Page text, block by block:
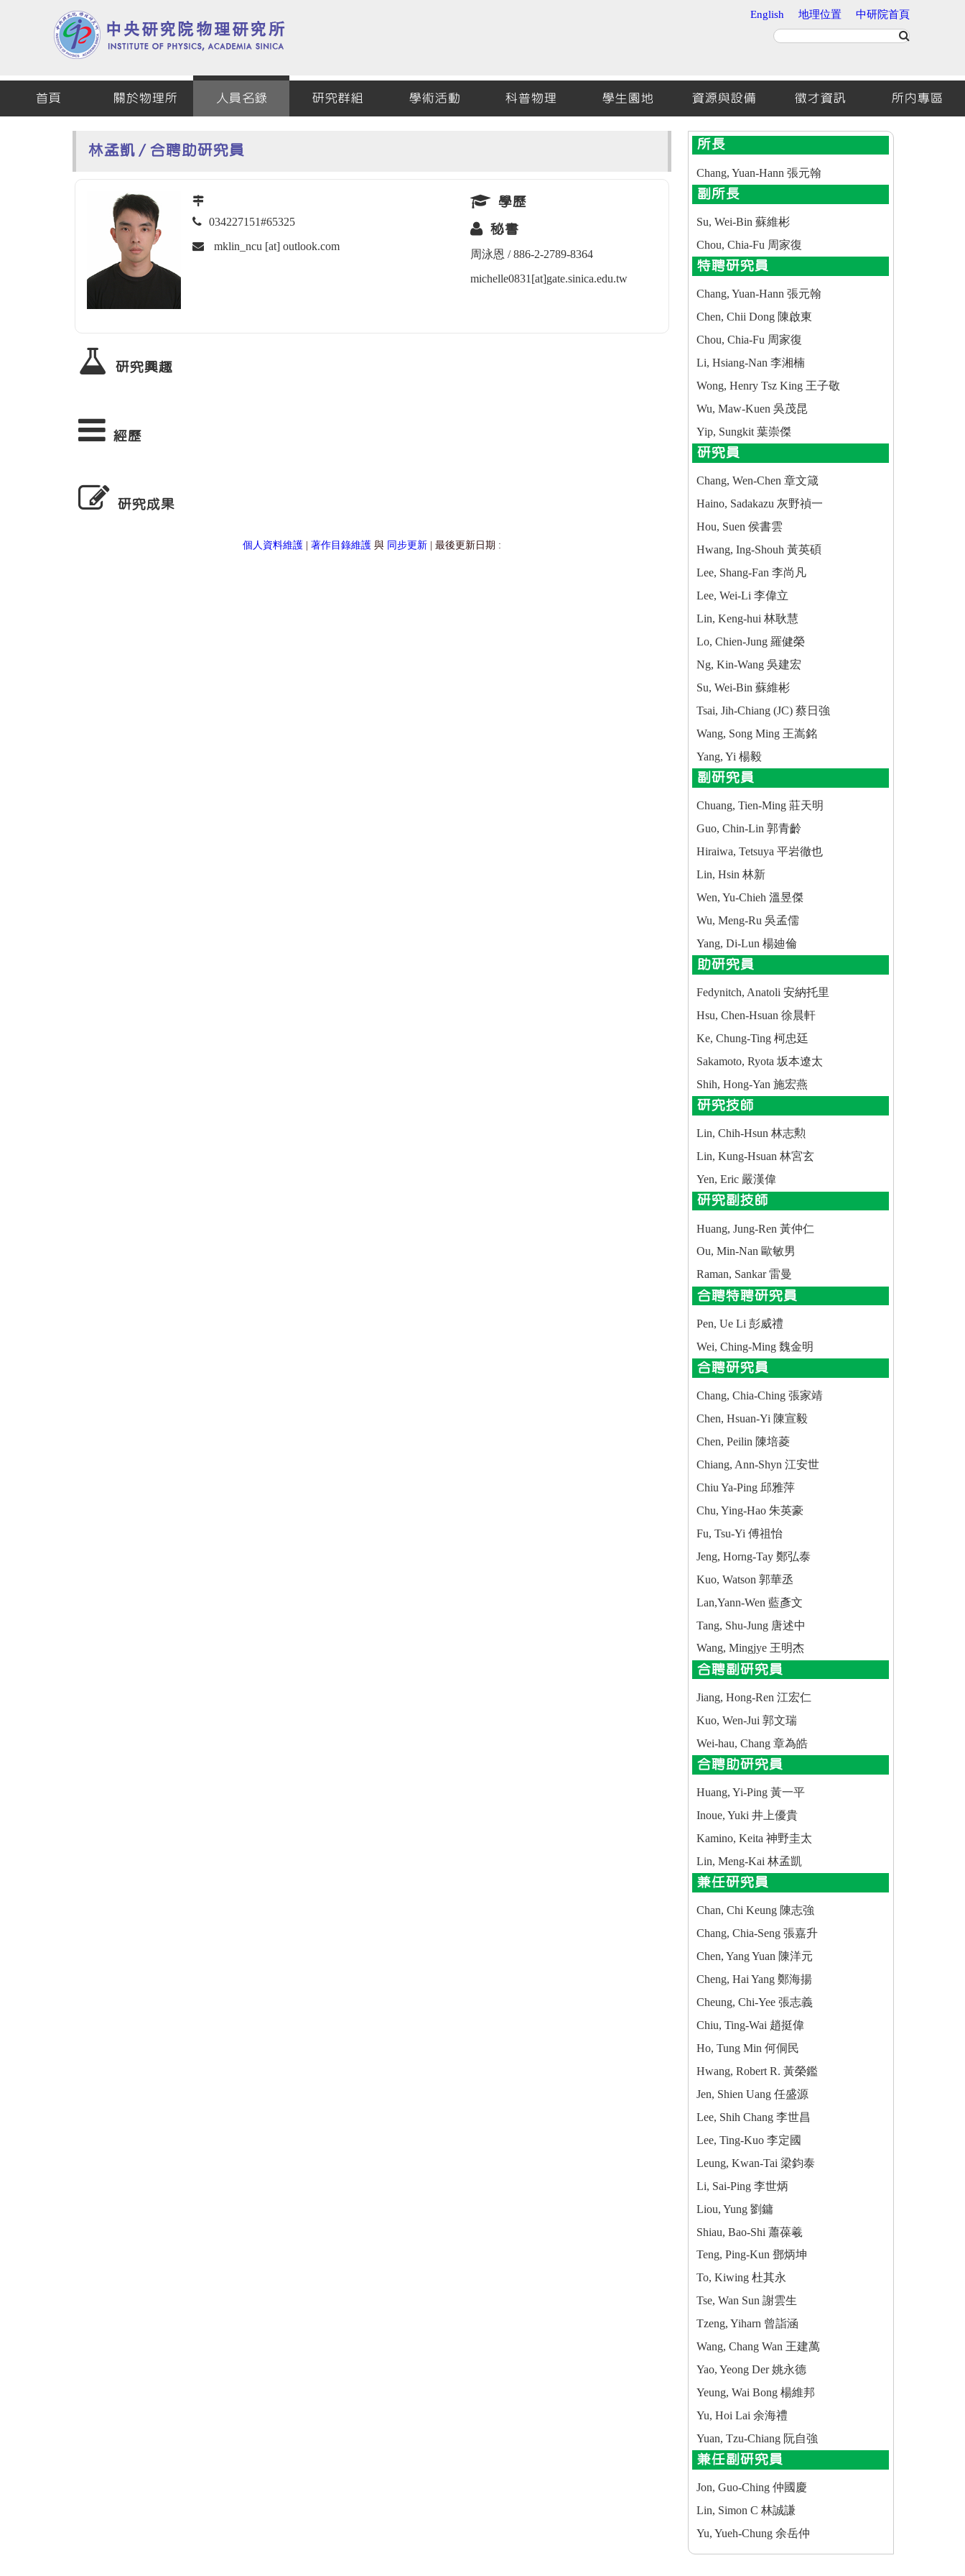
English 地理位置 中研院首頁
首頁 關於物理所 人員名錄 研究群組 學術活動 科普物理 學生園地 資源與設備 徵才資訊 所內專區
林孟凱 / 合聘助研究員
034227151#65325
mklin_ncu [at] outlook.com
學歷
秘書
周泳恩 / 886-2-2789-8364
michelle0831[at]gate.sinica.edu.tw
研究興趣
經歷
研究成果
個人資料維護| 著作目錄維護與 同步更新| 最後更新日期 :
所長
Chang, Yuan-Hann 張元翰
副所長
Su, Wei-Bin 蘇維彬
Chou, Chia-Fu 周家復
特聘研究員
Chang, Yuan-Hann 張元翰
Chen, Chii Dong 陳啟東
Chou, Chia-Fu 周家復
Li, Hsiang-Nan 李湘楠
Wong, Henry Tsz King 王子敬
Wu, Maw-Kuen 吳茂昆
Yip, Sungkit 葉崇傑
研究員
Chang, Wen-Chen 章文箴
Haino, Sadakazu 灰野禎一
Hou, Suen 侯書雲
Hwang, Ing-Shouh 黃英碩
Lee, Shang-Fan 李尚凡
Lee, Wei-Li 李偉立
Lin, Keng-hui 林耿慧
Lo, Chien-Jung 羅健榮
Ng, Kin-Wang 吳建宏
Su, Wei-Bin 蘇維彬
Tsai, Jih-Chiang (JC) 蔡日強
Wang, Song Ming 王嵩銘
Yang, Yi 楊毅
副研究員
Chuang, Tien-Ming 莊天明
Guo, Chin-Lin 郭青齡
Hiraiwa, Tetsuya 平岩徹也
Lin, Hsin 林新
Wen, Yu-Chieh 溫昱傑
Wu, Meng-Ru 吳孟儒
Yang, Di-Lun 楊廸倫
助研究員
Fedynitch, Anatoli 安納托里
Hsu, Chen-Hsuan 徐晨軒
Ke, Chung-Ting 柯忠廷
Sakamoto, Ryota 坂本遼太
Shih, Hong-Yan 施宏燕
研究技師
Lin, Chih-Hsun 林志勲
Lin, Kung-Hsuan 林宮玄
Yen, Eric 嚴漢偉
研究副技師
Huang, Jung-Ren 黃仲仁
Ou, Min-Nan 歐敏男
Raman, Sankar 雷曼
合聘特聘研究員
Pen, Ue Li 彭威禮
Wei, Ching-Ming 魏金明
合聘研究員
Chang, Chia-Ching 張家靖
Chen, Hsuan-Yi 陳宣毅
Chen, Peilin 陳培菱
Chiang, Ann-Shyn 江安世
Chiu Ya-Ping 邱雅萍
Chu, Ying-Hao 朱英豪
Fu, Tsu-Yi 傅祖怡
Jeng, Horng-Tay 鄭弘泰
Kuo, Watson 郭華丞
Lan,Yann-Wen 藍彥文
Tang, Shu-Jung 唐述中
Wang, Mingjye 王明杰
合聘副研究員
Jiang, Hong-Ren 江宏仁
Kuo, Wen-Jui 郭文瑞
Wei-hau, Chang 章為皓
合聘助研究員
Huang, Yi-Ping 黃一平
Inoue, Yuki 井上優貴
Kamino, Keita 神野圭太
Lin, Meng-Kai 林孟凱
兼任研究員
Chan, Chi Keung 陳志強
Chang, Chia-Seng 張嘉升
Chen, Yang Yuan 陳洋元
Cheng, Hai Yang 鄭海揚
Cheung, Chi-Yee 張志義
Chiu, Ting-Wai 趙挺偉
Ho, Tung Min 何侗民
Hwang, Robert R. 黃榮鑑
Jen, Shien Uang 任盛源
Lee, Shih Chang 李世昌
Lee, Ting-Kuo 李定國
Leung, Kwan-Tai 梁鈞泰
Li, Sai-Ping 李世炳
Liou, Yung 劉鏞
Shiau, Bao-Shi 蕭葆羲
Teng, Ping-Kun 鄧炳坤
To, Kiwing 杜其永
Tse, Wan Sun 謝雲生
Tzeng, Yiharn 曾詣涵
Wang, Chang Wan 王建萬
Yao, Yeong Der 姚永德
Yeung, Wai Bong 楊維邦
Yu, Hoi Lai 余海禮
Yuan, Tzu-Chiang 阮自強
兼任副研究員
Jon, Guo-Ching 仲國慶
Lin, Simon C 林誠謙
Yu, Yueh-Chung 余岳仲